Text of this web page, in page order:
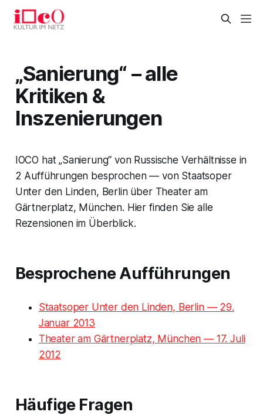
„Sanierung“ – alle
Kritiken &
Inszenierungen
IOCO hat „Sanierung“ von Russische Verhältnisse in
2 Aufführungen besprochen — von Staatsoper
Unter den Linden, Berlin über Theater am
Gärtnerplatz, München. Hier finden Sie alle
Rezensionen im Überblick.
Besprochene Aufführungen
Staatsoper Unter den Linden, Berlin — 29.
Januar 2013
Theater am Gärtnerplatz, München — 17. Juli
2012
Häufige Fragen